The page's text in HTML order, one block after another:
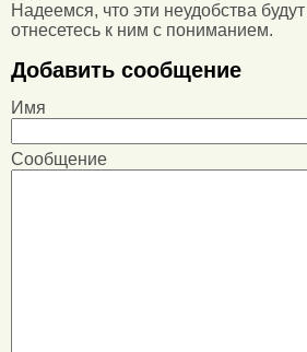
Надеемся, что эти неудобства
отнесетесь к ним с пониманием.
Добавить сообщение
Имя
Сообщение